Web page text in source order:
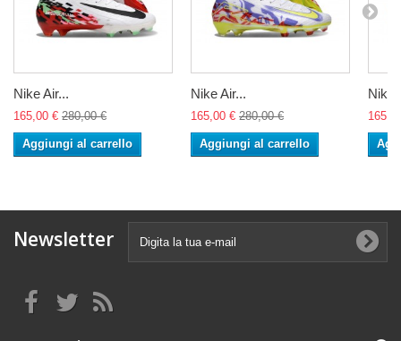
Nike Air...
165,00 € 280,00 €
Aggiungi al carrello
Nike Air...
165,00 € 280,00 €
Aggiungi al carrello
Nike
Newsletter